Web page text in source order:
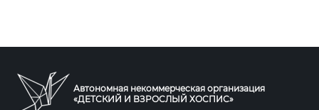
Автономная некоммерческая организация
«ДЕТСКИЙ И ВЗРОСЛЫЙ ХОСПИС»